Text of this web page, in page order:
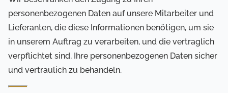
personenbezogenen Daten auf unsere Mitarbeiter und
Lieferanten, die diese Informationen benötigen, um sie
in unserem Auftrag zu verarbeiten, und die vertraglich
verpflichtet sind, Ihre personenbezogenen Daten sicher
und vertraulich zu behandeln.